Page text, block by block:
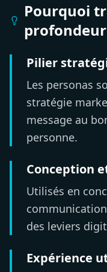
Pourquoi
profondeur
Pilier
Les personas
stratégie
message au
personne.
Conception
Utilisés en
des leviers
Expérience